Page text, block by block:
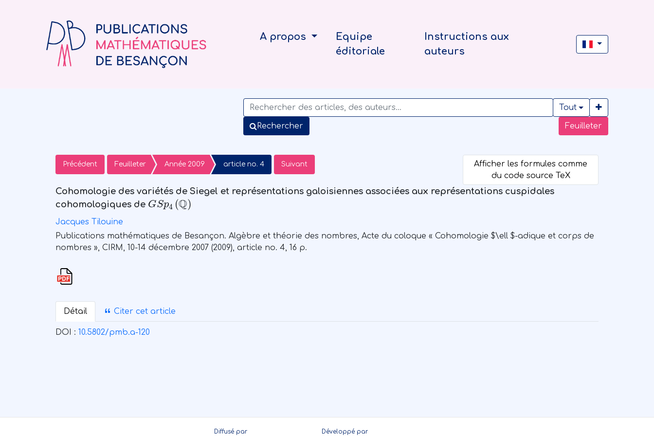
A propos
Equipe
éditoriale
Instructions aux
auteurs
Feuilleter
Tout
Rechercher
Précédent Feuilleter Année 2009 article no. 4 Suivant
Cohomologie des variétés de Siegel et représentations galoisiennes associées aux représentations cuspidales
cohomologiques de
GSp4(ℚ)
Jacques Tilouine
Publications mathématiques de Besançon. Algèbre et théorie des nombres, Acte du coloque « Cohomologie $\ell $-adique et corps de
nombres », CIRM, 10-14 décembre 2007 (2009), article no. 4, 16 p.
Détail Citer cet article
DOI : 10.5802/pmb.a-120
Diffusé par Développé par